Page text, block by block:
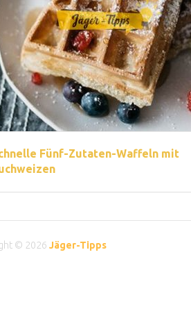
Fünf-Zutaten-Waffeln mit
© 2026 Jäger-Tipps